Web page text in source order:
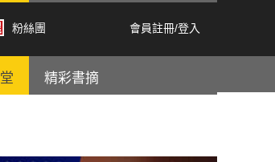
粉絲團 會員註冊/登入
精彩書摘